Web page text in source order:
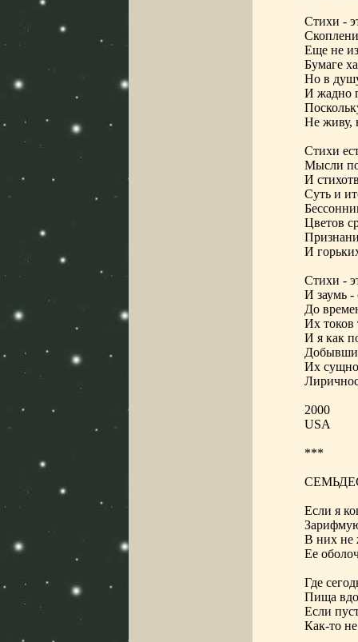
Стихи -
Еще не
Бумаге
Но в
И жадно
Не живу,
Стихи
Мысли
И
Суть и
Цветов
И
Стихи -
И заумь -
До
Их токов
И я как
Их
2000
USA
***
Если я
В них не
Ее
Где
Пища
Если
Как-то